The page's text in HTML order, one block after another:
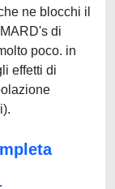
ne blocchi il
di
poco. in
effetti di